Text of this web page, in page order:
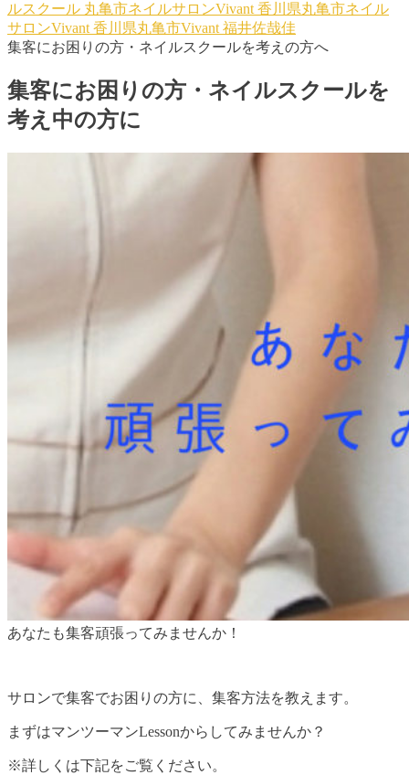
ルスクール 丸亀市ネイルサロンVivant 香川県丸亀市ネイル
サロンVivant 香川県丸亀市Vivant 福井佐哉佳
集客にお困りの方・ネイルスクールを考えの方へ
集客にお困りの方・ネイルスクールを
考え中の方に
あなたも集客頑張ってみませんか！
サロンで集客でお困りの方に、集客方法を教えます。
まずはマンツーマンLessonからしてみませんか？
※詳しくは下記をご覧ください。